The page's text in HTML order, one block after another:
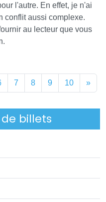
l'autre. En effet, je n'ai
conflit aussi complexe.
au lecteur que vous
7 8 9 10 »
billets